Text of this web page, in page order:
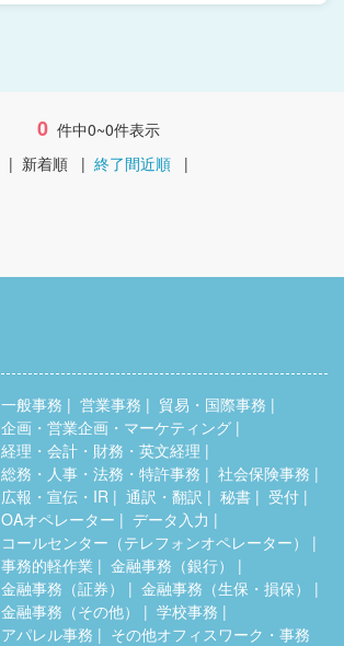
0 件中0~0件表示
| 新着順 | 終了間近順 |
一般事務 営業事務
貿易・国際事務
企画・営業企画・マーケティング
経理・会計・財務・英文経理
総務・人事・法務・特許事務
社会保険事務
広報・宣伝・IR
通訳・翻訳 秘書
受付
OAオペレーター
データ入力
コールセンター（テレフォンオペレーター）
事務的軽作業
金融事務（銀行）
金融事務（証券）
金融事務（生保・損保）
金融事務（その他）
学校事務
アパレル事務
その他オフィスワーク・事務